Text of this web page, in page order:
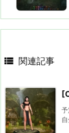
 関連記事